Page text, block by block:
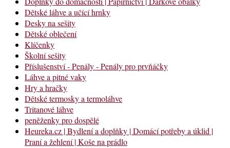
Dětské láhve a učící hrnky
Desky na sešity
Dětské oblečení
Klíčenky
Školní sešity
Příslušenství - Penály - Penály pro prvňáčky
Láhve a pitné vaky
Hry a hračky
Dětské termosky a termoláhve
Tritanové láhve
peněženky pro dospělé
Heureka.cz | Bydlení a doplňky | Domácí potřeby a úklid |
Praní a žehlení | Koše na prádlo